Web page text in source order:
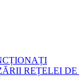
REȚELEI